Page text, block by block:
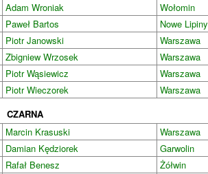
Adam Wroniak Wołomin
Paweł Bartos Nowe Lipiny
Piotr Janowski Warszawa
Zbigniew Wrzosek Warszawa
Piotr Wąsiewicz Warszawa
Piotr Wieczorek Warszawa
CZARNA
Marcin Krasuski Warszawa
Damian Kędziorek Garwolin
Rafał Benesz Żółwin